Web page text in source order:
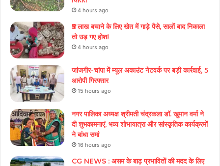
4 hours ago
₹5 लाख बचाने के लिए खेत में गाड़े पैसे, सालों बाद निकाला
तो उड़ गए होश!
4 hours ago
जांजगीर-चांपा में म्यूल अकाउंट नेटवर्क पर बड़ी कार्रवाई, 5
आरोपी गिरफ्तार
15 hours ago
नगर पालिका अध्यक्ष श्रीमती चंद्रकला डॉ. खुमान वर्मा ने
दी शुभकामनाएं, भव्य शोभायात्रा और सांस्कृतिक कार्यक्रमों
ने बांधा समां
16 hours ago
CG NEWS : असम के बाढ़ प्रभावितों की मदद के लिए